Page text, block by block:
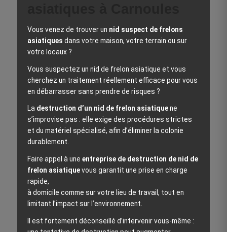
Vous venez de trouver un nid suspect de frelons
asiatiques dans votre maison, votre terrain ou sur
votre locaux ?
Vous suspectez un nid de frelon asiatique et vous
cherchez un traitement réellement efficace pour vous
en débarrasser sans prendre de risques ?
La destruction d’un nid de frelon asiatiquene
s’improvise pas : elle exige des procédures strictes
et du matériel spécialisé, afin d’éliminer la colonie
durablement.
Faire appel à une entreprise de destruction de nid de
frelon asiatiquevous garantit une prise en charge
rapide,
à domicile comme sur votre lieu de travail, tout en
limitant l’impact sur l’environnement.
Il est fortement déconseillé d’intervenir vous‑même :